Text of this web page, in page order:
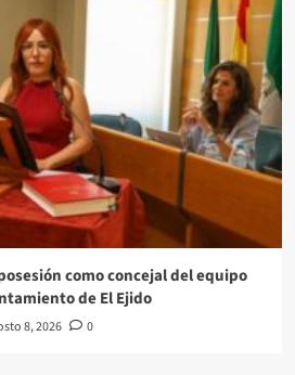
como concejal del equipo
de El Ejido
8, 2026 0